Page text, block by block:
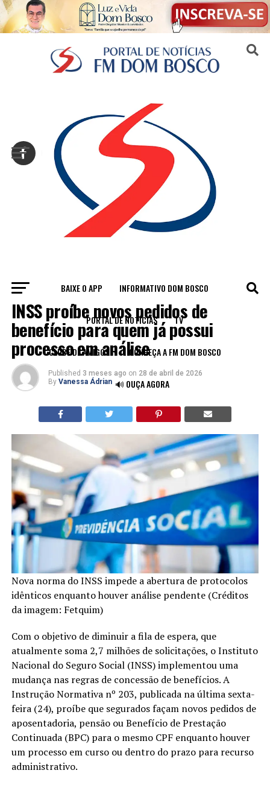
BAIXE O APP INFORMATIVO DOM BOSCO
PORTAL DE NOTÍCIAS TV
CLUBE DE AMIGOS CONHEÇA A FM DOM BOSCO
🔊 OUÇA AGORA
BRASIL
INSS proíbe novos pedidos de
benefício para quem já possui
processo em análise
Published 3 meses ago on 28 de abril de 2026
By Vanessa Ádrian
Nova norma do INSS impede a abertura de protocolos
idênticos enquanto houver análise pendente (Créditos
da imagem: Fetquim)
Com o objetivo de diminuir a fila de espera, que
atualmente soma 2,7 milhões de solicitações, o Instituto
Nacional do Seguro Social (INSS) implementou uma
mudança nas regras de concessão de benefícios. A
Instrução Normativa nº 203, publicada na última sexta-
feira (24), proíbe que segurados façam novos pedidos de
aposentadoria, pensão ou Benefício de Prestação
Continuada (BPC) para o mesmo CPF enquanto houver
um processo em curso ou dentro do prazo para recurso
administrativo.
Sair da versão mobile